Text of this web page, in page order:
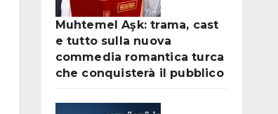
Muhtemel Aşk: trama, cast
e tutto sulla nuova
commedia romantica turca
che conquisterà il pubblico